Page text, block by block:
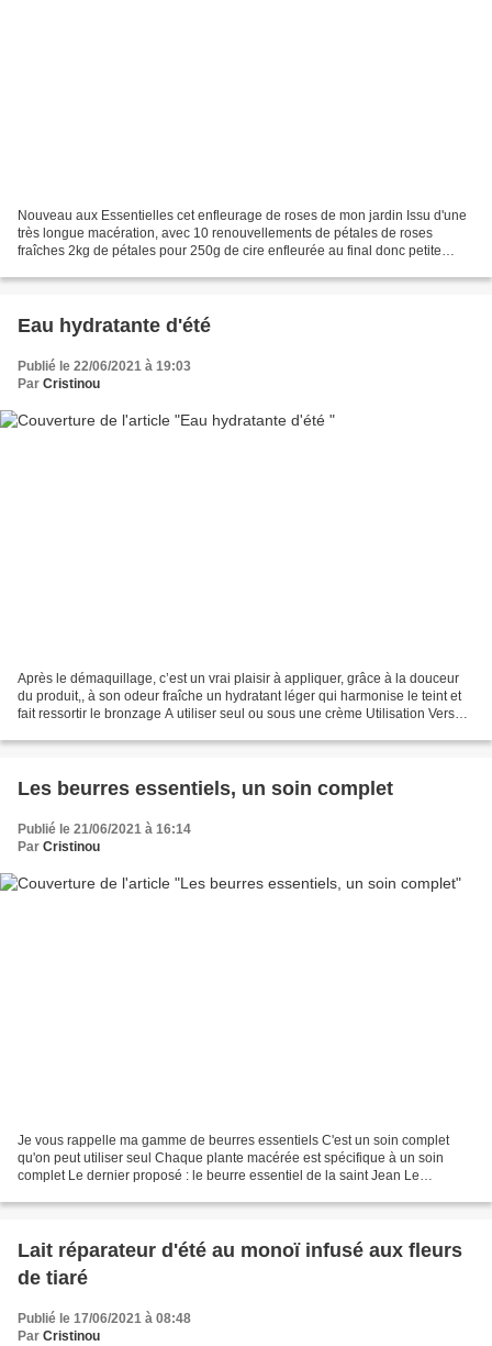
Nouveau aux Essentielles cet enfleurage de roses de mon jardin Issu d'une
très longue macération, avec 10 renouvellements de pétales de roses
fraîches 2kg de pétales pour 250g de cire enfleurée au final donc petite
Eau hydratante d'été
Publié le 22/06/2021 à 19:03
Par Cristinou
Après le démaquillage, c’est un vrai plaisir à appliquer, grâce à la douceur
du produit,, à son odeur fraîche un hydratant léger qui harmonise le teint et
fait ressortir le bronzage A utiliser seul ou sous une crème Utilisation Verser
Les beurres essentiels, un soin complet
Publié le 21/06/2021 à 16:14
Par Cristinou
Je vous rappelle ma gamme de beurres essentiels C'est un soin complet
qu'on peut utiliser seul Chaque plante macérée est spécifique à un soin
complet Le dernier proposé : le beurre essentiel de la saint Jean Le
Lait réparateur d'été au monoï infusé aux fleurs
de tiaré
Publié le 17/06/2021 à 08:48
Par Cristinou